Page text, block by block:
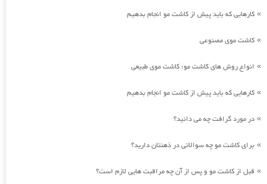
» کارهایی که باید پیش از کاشت مو انجام بدهیم
» کاشت موی مصنوعی
» انواع روش های کاشت مو: کاشت موی طبیعی
» کارهایی که باید پیش از کاشت مو انجام بدهیم
» در مورد گرافت چه می دانید؟
» برای کاشت مو چه سوالاتی در ذهنتان دارید؟
» قبل از کاشت مو و پس از آن چه مراقبت هایی لازم است؟